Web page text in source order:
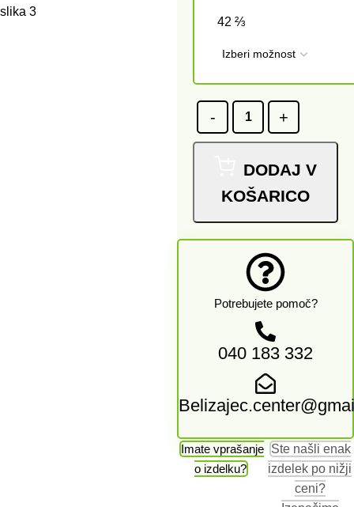
42 ⅔
DODAJ V
KOŠARICO
Potrebujete pomoč?
040 183 332
Imate vprašanje
o izdelku?
Ste našli enak
izdelek po nižji
ceni?